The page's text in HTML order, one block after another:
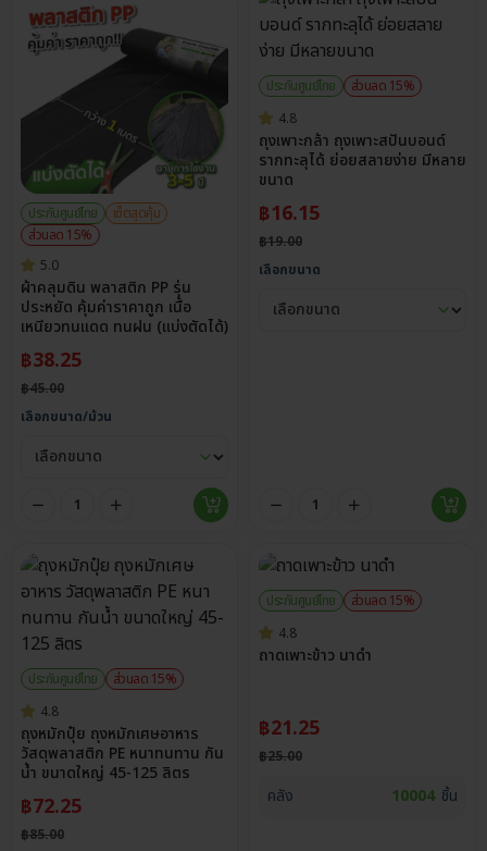
ประกันศูนย์ไทย
เซ็ตสุดคุ้ม
ส่วนลด 15%
5.0
ผ้าคลุมดิน พลาสติก PP รุ่น
ประหยัด คุ้มค่าราคาถูก เนื้อ
เหนียวทนแดด ทนฝน (แบ่งตัดได้)
฿38.25
฿45.00
เลือกขนาด/ม้วน
ประกันศูนย์ไทย
ส่วนลด 15%
4.8
ถุงเพาะกล้า ถุงเพาะสปันบอนด์
รากทะลุได้ ย่อยสลายง่าย มีหลาย
ขนาด
฿16.15
฿19.00
เลือกขนาด
ประกันศูนย์ไทย
ส่วนลด 15%
4.8
ถุงหมักปุ๋ย ถุงหมักเศษอาหาร
วัสดุพลาสติก PE หนาทนทาน กัน
น้ำ ขนาดใหญ่ 45-125 ลิตร
฿72.25
฿85.00
ประกันศูนย์ไทย
ส่วนลด 15%
4.8
ถาดเพาะข้าว นาดำ
฿21.25
฿25.00
คลัง 10004 ชิ้น